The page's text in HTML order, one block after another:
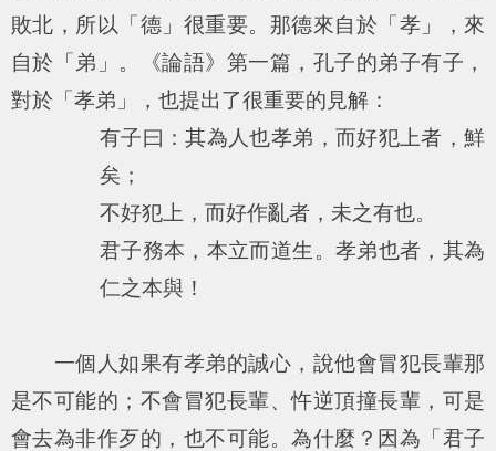
敗北，所以「德」很重要。那德來自於「孝」，來
自於「弟」。《論語》第一篇，孔子的弟子有子，
對於「孝弟」，也提出了很重要的見解：
有子曰：其為人也孝弟，而好犯上者，鮮
矣；
不好犯上，而好作亂者，未之有也。
君子務本，本立而道生。孝弟也者，其為
仁之本與！
一個人如果有孝弟的誠心，說他會冒犯長輩那
是不可能的；不會冒犯長輩、忤逆頂撞長輩，可是
會去為非作歹的，也不可能。為什麼？因為「君子